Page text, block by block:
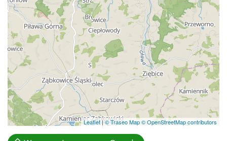
Leaflet|© Traseo Map© OpenStreetMap contributors